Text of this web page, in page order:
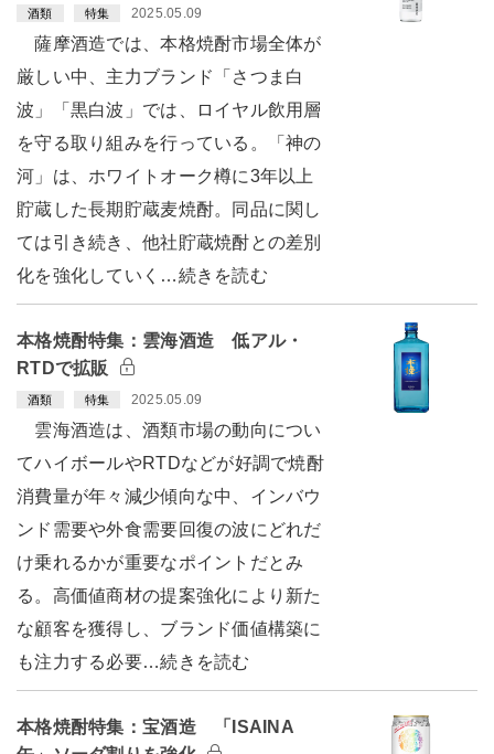
酒類 特集 2025.05.09
薩摩酒造では、本格焼酎市場全体が
厳しい中、主力ブランド「さつま白
波」「黒白波」では、ロイヤル飲用層
を守る取り組みを行っている。「神の
河」は、ホワイトオーク樽に3年以上
貯蔵した長期貯蔵麦焼酎。同品に関し
ては引き続き、他社貯蔵焼酎との差別
化を強化していく…続きを読む
本格焼酎特集：雲海酒造 低アル・
RTDで拡販
酒類 特集 2025.05.09
雲海酒造は、酒類市場の動向につい
てハイボールやRTDなどが好調で焼酎
消費量が年々減少傾向な中、インバウ
ンド需要や外食需要回復の波にどれだ
け乗れるかが重要なポイントだとみ
る。高価値商材の提案強化により新た
な顧客を獲得し、ブランド価値構築に
も注力する必要…続きを読む
本格焼酎特集：宝酒造 「ISAINA